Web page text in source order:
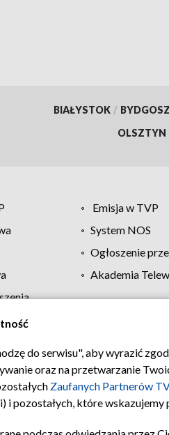
BIAŁYSTOK /
OLSZTYN
Emisja w TVP
System NOS
Ogłoszenie
Akademia
Regulamin TVP
do serwisu", aby wyrazić
oraz na przetwarzanie
Zaufanych Partnerów
i pozostałych, które